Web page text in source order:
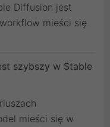
Diffusion jest
mieści się
szybszy w Stable
mieści się w